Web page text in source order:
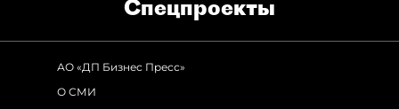
Спец­проекты
АО «ДП Бизнес Пресс»
О СМИ